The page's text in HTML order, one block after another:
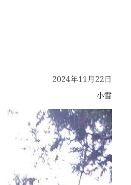
2024年11月22日
小雪